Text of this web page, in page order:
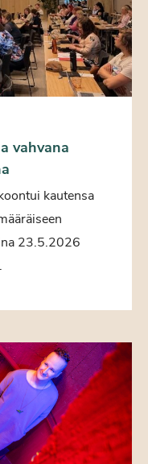
vahvana
kautensa
23.5.2026